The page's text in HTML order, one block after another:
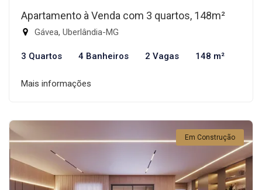
Apartamento à Venda com 3 quartos, 148m²
Gávea, Uberlândia-MG
3 Quartos 4 Banheiros 2 Vagas 148 m²
Mais informações
Em Construção